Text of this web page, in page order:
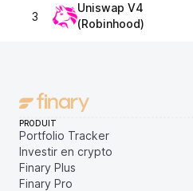
3
Uniswap V4
(Robinhood)
PRODUIT
Portfolio Tracker
Investir en crypto
Finary Plus
Finary Pro